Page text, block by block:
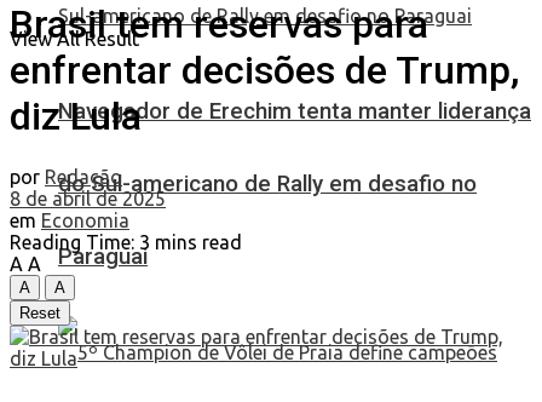
Navegador de Erechim tenta manter liderança
do Sul-americano de Rally em desafio no
Paraguai
View All Result
Brasil tem reservas para
enfrentar decisões de Trump,
diz Lula
por Redação
8 de abril de 2025
em Economia
Reading Time: 3 mins read
A A
A
A
Reset